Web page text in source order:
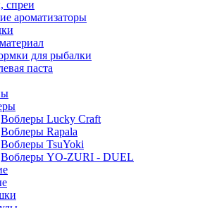
спреи
ароматизаторы
для рыбалки
паста
Воблеры Lucky Craft
Воблеры Rapala
Воблеры TsuYoki
Воблеры YO-ZURI - DUEL